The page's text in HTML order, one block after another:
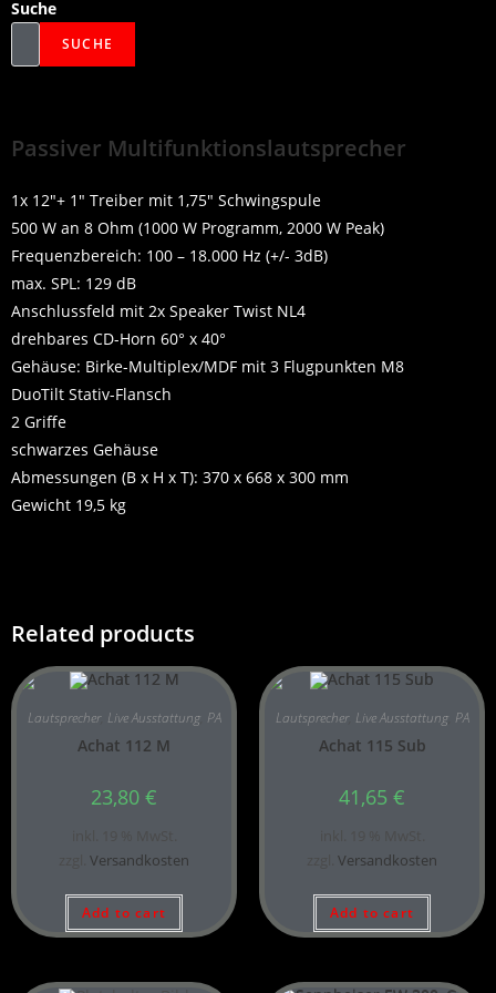
Suche
SUCHE
Passiver Multifunktionslautsprecher
1x 12″+ 1″ Treiber mit 1,75″ Schwingspule
500 W an 8 Ohm (1000 W Programm, 2000 W Peak)
Frequenzbereich: 100 – 18.000 Hz (+/- 3dB)
max. SPL: 129 dB
Anschlussfeld mit 2x Speaker Twist NL4
drehbares CD-Horn 60° x 40°
Gehäuse: Birke-Multiplex/MDF mit 3 Flugpunkten M8
DuoTilt Stativ-Flansch
2 Griffe
schwarzes Gehäuse
Abmessungen (B x H x T): 370 x 668 x 300 mm
Gewicht 19,5 kg
Related products
Lautsprecher, Live Ausstattung, PA
Achat 112 M
23,80 €
Versandkosten
Add to cart
Lautsprecher, Live Ausstattung, PA
Achat 115 Sub
41,65 €
Versandkosten
Add to cart